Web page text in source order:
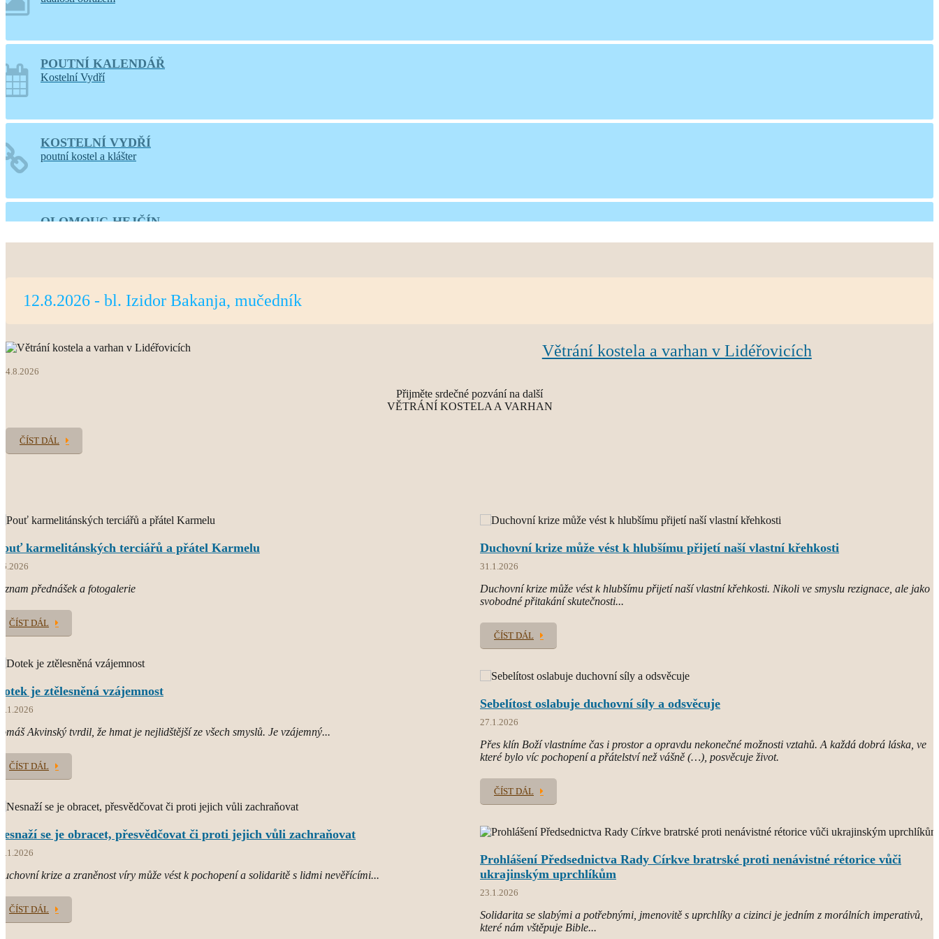
POUTNÍ KALENDÁŘ
Kostelní Vydří
KOSTELNÍ VYDŘÍ
poutní kostel a klášter
OLOMOUC-HEJČÍN
PRAHA-LIBOC
12.8.2026 - bl. Izidor Bakanja, mučedník
Větrání kostela a varhan v Lidéřovicích
4.8.2026
Přijměte srdečné pozvání na další
VĚTRÁNÍ KOSTELA A VARHAN
ČÍST DÁL
karmelitánských terciářů a přátel Karmelu
přednášek a fotogalerie
ČÍST DÁL
je ztělesněná vzájemnost
Akvinský tvrdil, že hmat je nejlidštější ze všech smyslů. Je vzájemný...
ČÍST DÁL
se je obracet, přesvědčovat či proti jejich vůli zachraňovat
krize a zraněnost víry může vést k pochopení a solidaritě s lidmi nevěřícími...
ČÍST DÁL
Duchovní krize může vést k hlubšímu přijetí naší vlastní křehkosti
31.1.2026
Duchovní krize může vést k hlubšímu přijetí naší vlastní křehkosti. Nikoli ve smyslu rezignace, ale jako
svobodné přitakání skutečnosti...
ČÍST DÁL
Sebelítost oslabuje duchovní síly a odsvěcuje
27.1.2026
Přes klín Boží vlastníme čas i prostor a opravdu nekonečné možnosti vztahů. A každá dobrá láska, ve
které bylo víc pochopení a přátelství než vášně (…), posvěcuje život.
ČÍST DÁL
Prohlášení Předsednictva Rady Církve bratrské proti nenávistné rétorice vůči
ukrajinským uprchlíkům
23.1.2026
Solidarita se slabými a potřebnými, jmenovitě s uprchlíky a cizinci je jedním z morálních imperativů,
které nám vštěpuje Bible...